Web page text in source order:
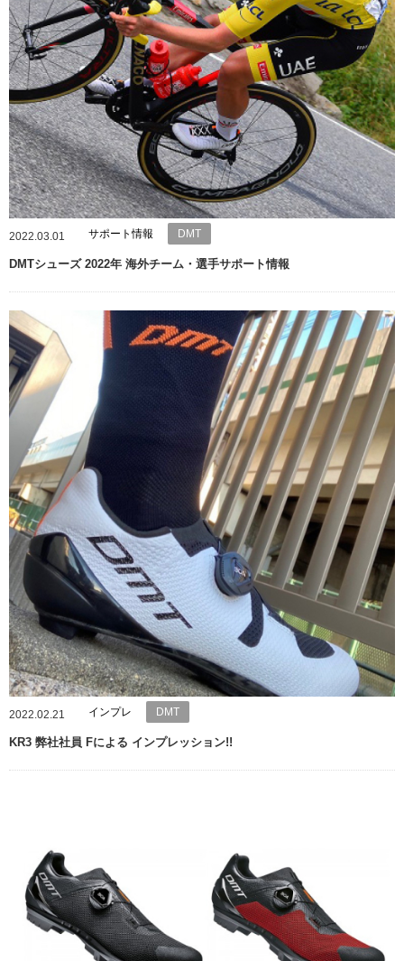
2022.03.01 サポート情報 DMT
DMTシューズ 2022年 海外チーム・選手サポート情報
2022.02.21 インプレ DMT
KR3 弊社社員 Fによる インプレッション!!